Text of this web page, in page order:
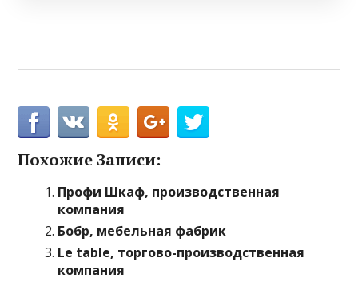
Похожие Записи:
Профи Шкаф, производственная
компания
Бобр, мебельная фабрик
Le table, торгово-производственная
компания